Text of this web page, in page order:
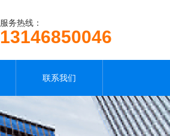
服务热线：
13146850046
联系我们